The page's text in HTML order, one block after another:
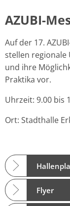
AZUBI-
Auf der 17.
stellen regionale
und ihre
Praktika vor.
Uhrzeit: 9.00 bis
Ort: Stadthalle
Flyer